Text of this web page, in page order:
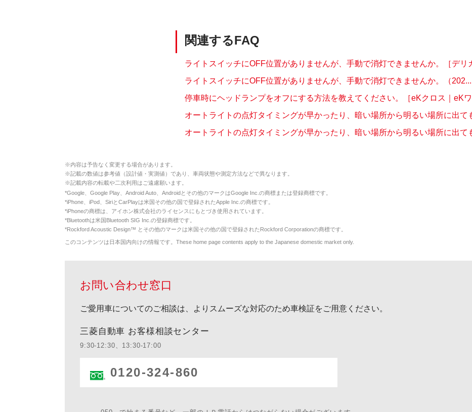
関連するFAQ
ライトスイッチにOFF位置がありませんが、手動で消灯できませんか。［デリ
ライトスイッチにOFF位置がありませんが、手動で消灯できませんか。（202...
停車時にヘッドランプをオフにする方法を教えてください。［eKクロス｜eK
オートライトの点灯タイミングが早かったり、暗い場所から明るい場所に出て
オートライトの点灯タイミングが早かったり、暗い場所から明るい場所に出て
※内容は予告なく変更する場合があります。
※記載の数値は参考値（設計値・実測値）であり、車両状態や測定方法などで異なります。
※記載内容の転載や二次利用はご遠慮願います。
*Google、Google Play、Android Auto、Androidとその他のマークはGoogle Inc.の商標または登録商標です。
*iPhone、iPod、SiriとCarPlayは米国その他の国で登録されたApple Inc.の商標です。
*iPhoneの商標は、アイホン株式会社のライセンスにもとづき使用されています。
*Bluetoothは米国Bluetooth SIG Inc.の登録商標です。
*Rockford Acoustic Design™ とその他のマークは米国その他の国で登録されたRockford Corporationの商標です。
このコンテンツは日本国内向けの情報です。These home page contents apply to the Japanese domestic market only.
お問い合わせ窓口
ご愛用車についてのご相談は、よりスムーズな対応のため車検証をご用意ください。
三菱自動車 お客様相談センター
9:30-12:30、13:30-17:00
0120-324-860